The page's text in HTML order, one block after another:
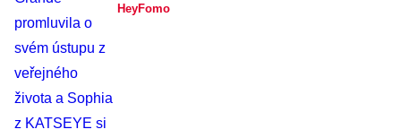
HeyFomo